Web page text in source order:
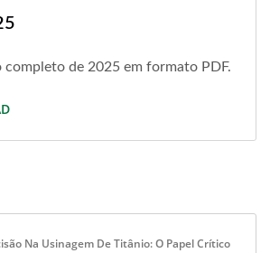
completo de 2025 em formato PDF.
Na Usinagem De Titânio: O Papel Crítico